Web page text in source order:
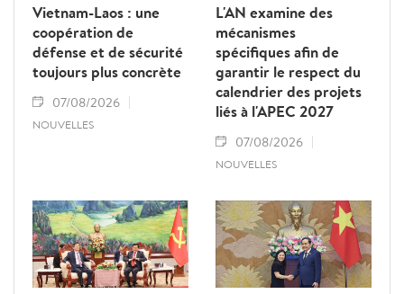
Vietnam-Laos : une
coopération de
défense et de sécurité
toujours plus concrète
07/08/2026
NOUVELLES
L'AN examine des
mécanismes
spécifiques afin de
garantir le respect du
calendrier des projets
liés à l'APEC 2027
07/08/2026
NOUVELLES